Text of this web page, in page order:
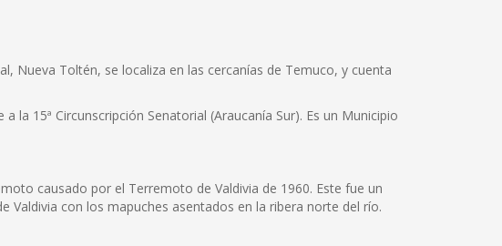
Nueva Toltén, se localiza en las cercanías de Temuco, y cuenta
la 15ª Circunscripción Senatorial (Araucanía Sur). Es un Municipio
causado por el Terremoto de Valdivia de 1960. Este fue un
Valdivia con los mapuches asentados en la ribera norte del río.